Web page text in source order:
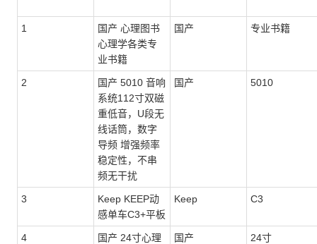
1
国产 心理图书
心理学各类专
业书籍
国产 专业书籍
2
国产 5010 音响
系统112寸双磁
重低音，U段无
线话筒，数字
导频 增强频率
稳定性，不串
频无干扰
国产 5010
3
Keep KEEP动
感单车C3+平板
Keep C3
4
国产 24寸心理
国产 24寸